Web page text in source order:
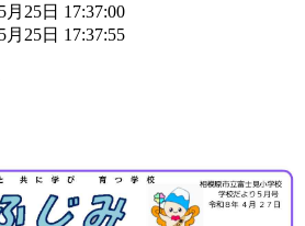
25日 17:37:00
25日 17:37:55